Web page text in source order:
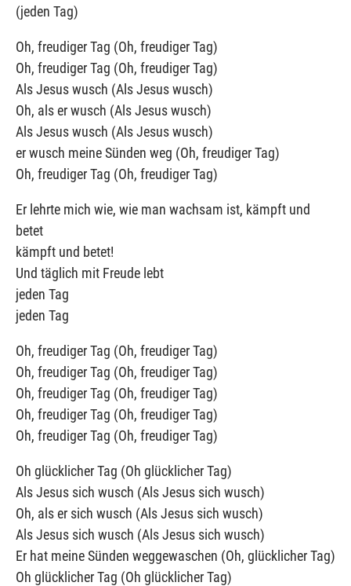
(jeden Tag)
Oh, freudiger Tag (Oh, freudiger Tag)
Oh, freudiger Tag (Oh, freudiger Tag)
Als Jesus wusch (Als Jesus wusch)
Oh, als er wusch (Als Jesus wusch)
Als Jesus wusch (Als Jesus wusch)
er wusch meine Sünden weg (Oh, freudiger Tag)
Oh, freudiger Tag (Oh, freudiger Tag)
Er lehrte mich wie, wie man wachsam ist, kämpft und
betet
kämpft und betet!
Und täglich mit Freude lebt
jeden Tag
jeden Tag
Oh, freudiger Tag (Oh, freudiger Tag)
Oh, freudiger Tag (Oh, freudiger Tag)
Oh, freudiger Tag (Oh, freudiger Tag)
Oh, freudiger Tag (Oh, freudiger Tag)
Oh, freudiger Tag (Oh, freudiger Tag)
Oh glücklicher Tag (Oh glücklicher Tag)
Als Jesus sich wusch (Als Jesus sich wusch)
Oh, als er sich wusch (Als Jesus sich wusch)
Als Jesus sich wusch (Als Jesus sich wusch)
Er hat meine Sünden weggewaschen (Oh, glücklicher Tag)
Oh glücklicher Tag (Oh glücklicher Tag)